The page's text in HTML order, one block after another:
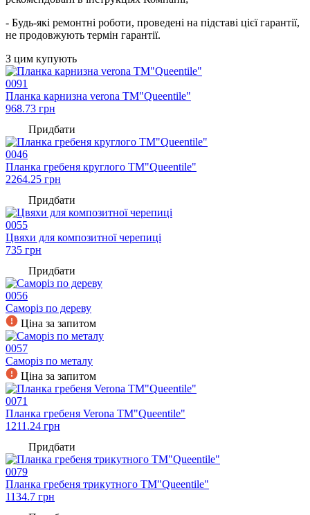
- Будь-які ремонтні роботи, проведені на підставі цієї гарантії,
не продовжують термін гарантії.
З цим купують
0091
Планка карнизна verona TM"Queentile"
968.73 грн
Придбати
0046
Планка гребеня круглого TM"Queentile"
2264.25 грн
Придбати
0055
Цвяхи для композитної черепиці
735 грн
Придбати
0056
Саморіз по дереву
Ціна за запитом
0057
Саморіз по металу
Ціна за запитом
0071
Планка гребеня Verona TM"Queentile"
1211.24 грн
Придбати
0079
Планка гребеня трикутного TM"Queentile"
1134.7 грн